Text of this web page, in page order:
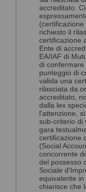
accreditato.
richiesto il
certificazione
Ente di
EA/IAF di
di confermare
punteggio di
valida una
rilasciata da
accreditato,
dalla lex
l'attenzione,
sub-criterio di
gara
certificazione
(Social
concorrente
del possesso
Sociale
equivalente in
chiarisce che